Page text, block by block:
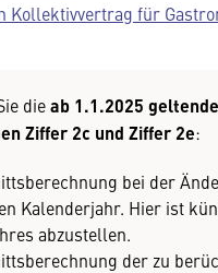
Kollektivvertrag für
dieab 1.1.2025
Ziffer 2c und Ziffer 2e:
bei der
Kalenderjahr. Hier ist
abzustellen.
der zu